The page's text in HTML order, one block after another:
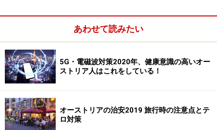
ウィーンでは現在もその社交文化が連綿と受け継がれ、
毎年舞踏会が開催されるに至っています。なかには旅行
あわせて読みたい
5G・電磁波対策2020年、健康意識の高いオー
ストリア人はこれをしている！
オーストリアの治安2019 旅行時の注意点とテ
ロ対策